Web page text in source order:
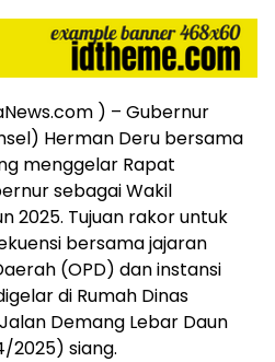
) – Gubernur
Herman Deru bersama
menggelar Rapat
sebagai Wakil
2025. Tujuan rakor untuk
bersama jajaran
(OPD) dan instansi
di Rumah Dinas
Demang Lebar Daun
2025) siang.